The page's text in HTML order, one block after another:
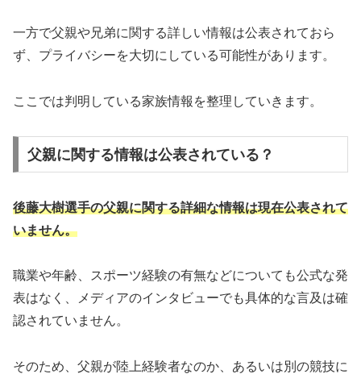
一方で父親や兄弟に関する詳しい情報は公表されておら
ず、プライバシーを大切にしている可能性があります。
ここでは判明している家族情報を整理していきます。
父親に関する情報は公表されている？
後藤大樹選手の父親に関する詳細な情報は現在公表されて
いません。
職業や年齢、スポーツ経験の有無などについても公式な発
表はなく、メディアのインタビューでも具体的な言及は確
認されていません。
そのため、父親が陸上経験者なのか、あるいは別の競技に